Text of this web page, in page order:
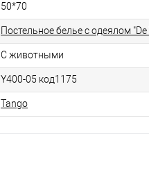
50*70
Постельное белье с одеялом
С животными
Y400-05 код1175
Tango